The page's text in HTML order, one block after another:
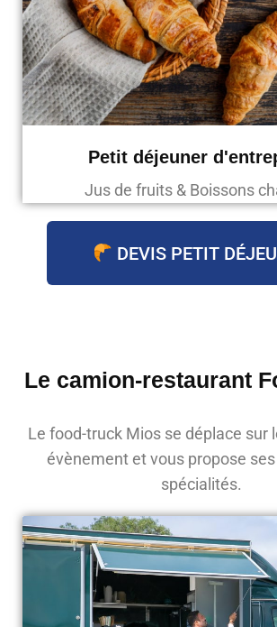
Petit déjeuner
Jus de fruits & Boissons
DEVIS PETIT
Le camion-restaurant
Le food-truck Mios se déplace sur
évènement et vous propose
spécialités.